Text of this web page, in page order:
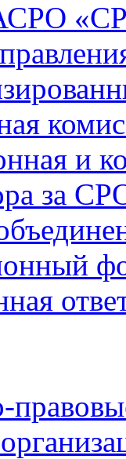
и
за